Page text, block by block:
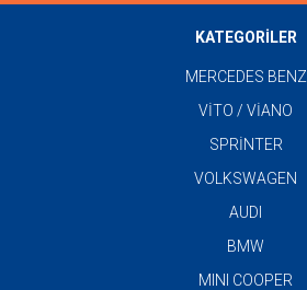
KATEGORİLER
MERCEDES BENZ
VİTO / VİANO
SPRİNTER
VOLKSWAGEN
AUDI
BMW
MINI COOPER